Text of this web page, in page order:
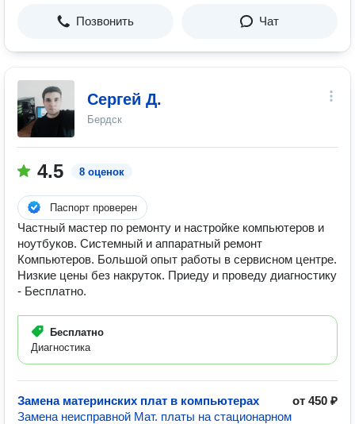
Позвонить Чат
Сергей Д.
Бердск
4.5 8 оценок
Паспорт проверен
Частный мастер по ремонту и настройке компьютеров и
ноутбуков. Системный и аппаратный ремонт
Компьютеров. Большой опыт работы в сервисном центре.
Низкие цены без накруток. Приеду и проведу диагностику
- Бесплатно.
Бесплатно
Диагностика
Замена материнских плат в компьютерах
от 450 ₽
Замена неисправной Мат. платы на стационарном